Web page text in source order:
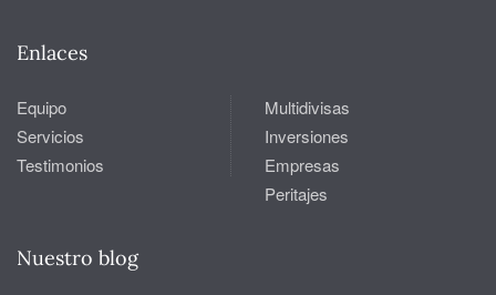
Enlaces
Equipo
Servicios
Testimonios
Multidivisas
Inversiones
Empresas
Peritajes
Nuestro blog